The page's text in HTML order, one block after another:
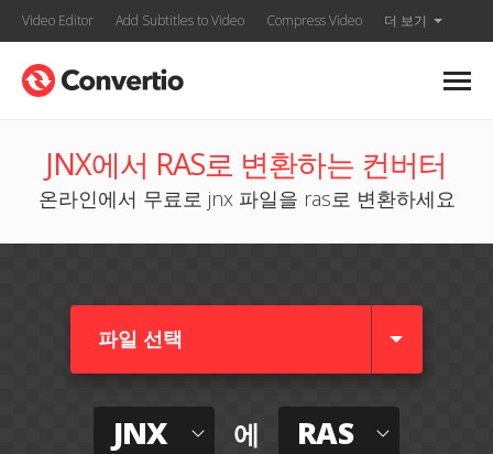
Video Editor Add Subtitles to Video Compress Video 더 보기
JNX에서 RAS로 변환하는 컨버터
온라인에서 무료로 jnx 파일을 ras로 변환하세요
파일 선택
JNX 에 RAS